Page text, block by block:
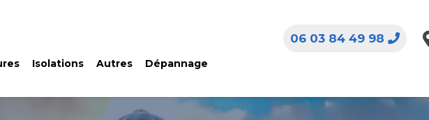
Isolations Autres Dépannage
06 03 84 49 98